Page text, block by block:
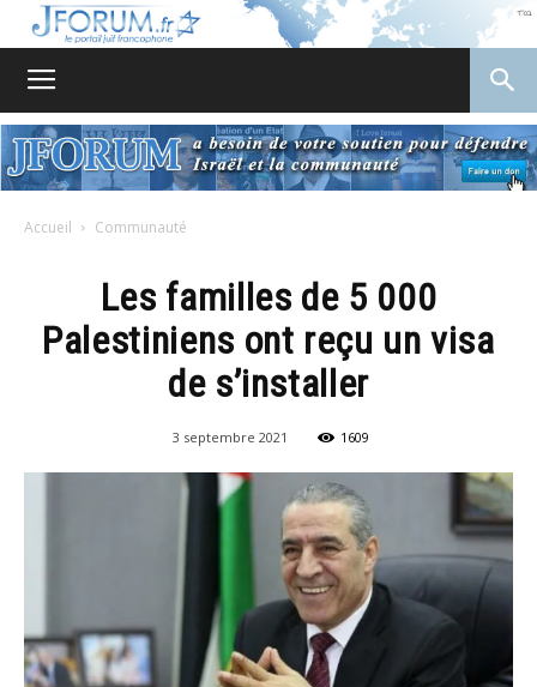
Accueil Communauté
Les familles de 5 000
Palestiniens ont reçu un visa
de s’installer
3 septembre 2021 1609